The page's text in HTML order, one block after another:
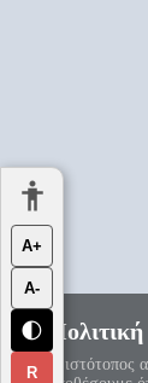
Ο ιστότοπος
Α+
Α-
🌓
R